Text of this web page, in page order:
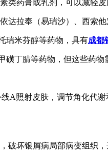
类药膏或乳剂，可以减轻
达拉奉（易瑞沙）、西索
瑞米芬醇等药物，具有成都
磺丁腈等药物，但这些药
A照射皮肤，调节角化代
破坏银屑病局部病变组织